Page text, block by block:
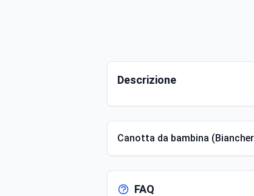
Descrizione
Canotta da bambina
FAQ